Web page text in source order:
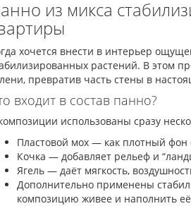
из микса
хочется внести в интерьер
растений. В этом
превратив часть стены в
входит в состав панно?
использованы сразу
Пластовой мох — как плотный фон
Кочка — добавляет рельеф и
Ягель — даёт мягкость,
Дополнительно применены
композицию живее и наполнить